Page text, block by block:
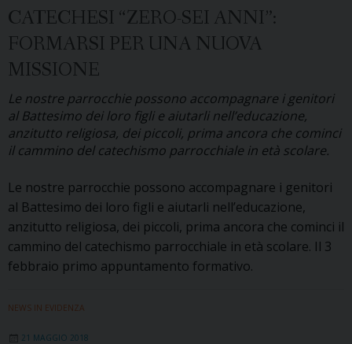
la
CATECHESI “ZERO-SEI ANNI”:
FORMARSI PER UNA NUOVA
MISSIONE
Le nostre parrocchie possono accompagnare i genitori
al Battesimo dei loro figli e aiutarli nell’educazione,
anzitutto religiosa, dei piccoli, prima ancora che cominci
il cammino del catechismo parrocchiale in età scolare.
Le nostre parrocchie possono accompagnare i genitori
al Battesimo dei loro figli e aiutarli nell’educazione,
anzitutto religiosa, dei piccoli, prima ancora che cominci il
cammino del catechismo parrocchiale in età scolare. Il 3
febbraio primo appuntamento formativo.
NEWS IN EVIDENZA
21 MAGGIO 2018